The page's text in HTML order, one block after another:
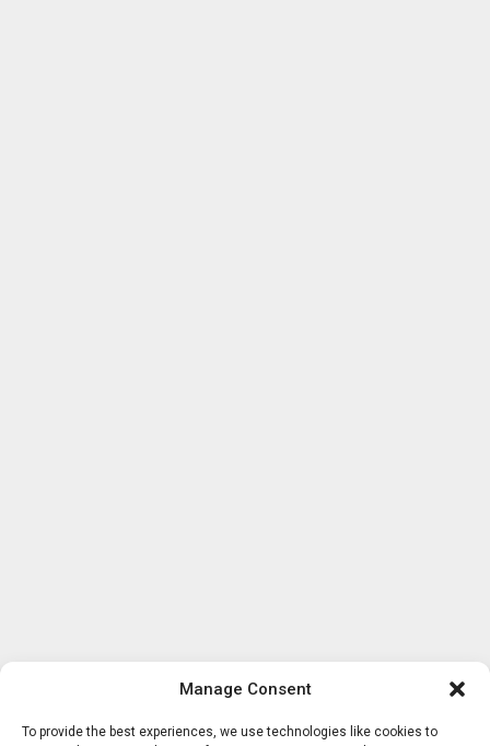
Manage Consent
To provide the best experiences, we use technologies like cookies to